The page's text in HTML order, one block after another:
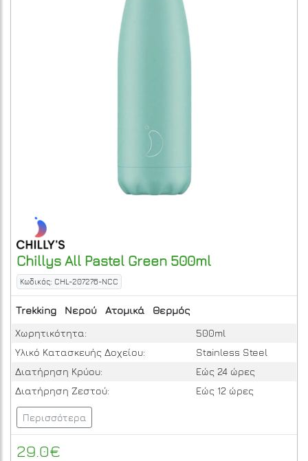
Chillys All Pastel Green 500ml
Κωδικός: CHL-207276-NCC
Trekking Νερού Ατομικά
Θερμός
Χωρητικότητα:
500ml
Υλικό Κατασκευής Δοχείου:
Stainless Steel
Διατήρηση Κρύου:
Εώς 24 ώρες
Διατήρηση Ζεστού:
Εώς 12 ώρες
Περισσότερα
29.0€